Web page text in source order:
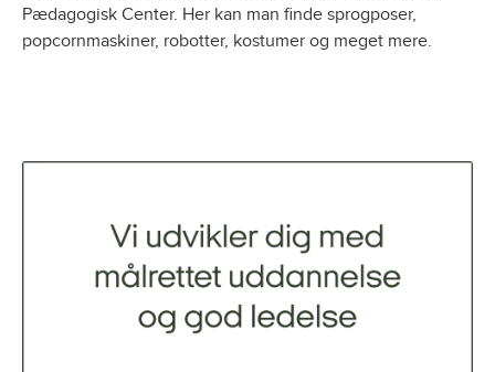
Pædagogisk Center. Her kan man finde sprogposer,
popcornmaskiner, robotter, kostumer og meget mere.